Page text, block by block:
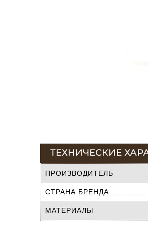
ТЕХНИЧЕСКИЕ
ПРОИЗВОДИТЕЛЬ
СТРАНА БРЕНДА
МАТЕРИАЛЫ